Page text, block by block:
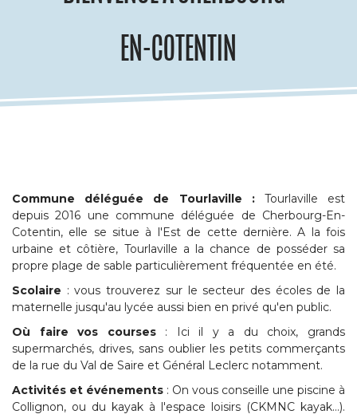
EN-COTENTIN
Commune déléguée de Tourlaville :Tourlaville est
depuis 2016 une commune déléguée de Cherbourg-En-
Cotentin, elle se situe à l'Est de cette dernière. A la fois
urbaine et côtière, Tourlaville a la chance de posséder sa
propre plage de sable particulièrement fréquentée en été.
Scolaire : vous trouverez sur le secteur des écoles de la
maternelle jusqu'au lycée aussi bien en privé qu'en public.
Où faire vos courses: Ici il y a du choix, grands
supermarchés, drives, sans oublier les petits commerçants
de la rue du Val de Saire et Général Leclerc notamment.
Activités et événements : On vous conseille une piscine à
Collignon, ou du kayak à l'espace loisirs (CKMNC kayak…).